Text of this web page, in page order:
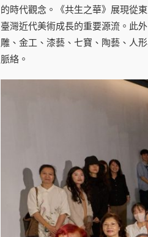
的時代觀念。《共生之華》展現從
臺灣近代美術成長的重要源流。此
雕、金工、漆藝、七寶、陶藝、人
脈絡。